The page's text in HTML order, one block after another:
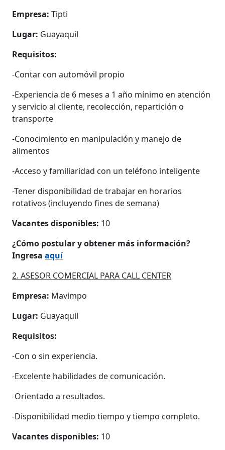
Empresa:Tipti
Lugar: Guayaquil
Requisitos:
-Contar con automóvil propio
-Experiencia de 6 meses a 1 año mínimo en atención
y servicio al cliente, recolección, repartición o
transporte
-Conocimiento en manipulación y manejo de
alimentos
-Acceso y familiaridad con un teléfono inteligente
-Tener disponibilidad de trabajar en horarios
rotativos (incluyendo fines de semana)
Vacantes disponibles: 10
¿Cómo postular y obtener más información?
Ingresaaquí
2. ASESOR COMERCIAL PARA CALL CENTER
Empresa: Mavimpo
Lugar: Guayaquil
Requisitos:
-Con o sin experiencia.
-Excelente habilidades de comunicación.
-Orientado a resultados.
-Disponibilidad medio tiempo y tiempo completo.
Vacantes disponibles: 10